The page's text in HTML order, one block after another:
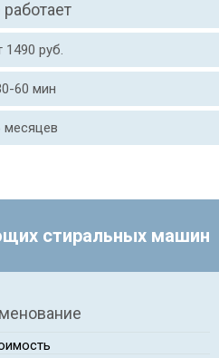
1490 руб.
60 мин
месяцев
стиральных машин